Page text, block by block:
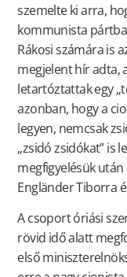
szemelte ki arra,
kommunista
Rákosi számára is
megjelent hír adta,
letartóztattak egy
azonban, hogy a
legyen, nemcsak
„zsidó zsidókat” is
megfigyelésük
Engländer Tiborra
A csoport óriási
rövid idő alatt
első